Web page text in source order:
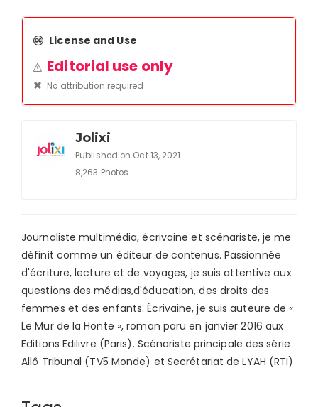
License and Use
Editorial use only
No attribution required
Jolixi
Published on Oct 13, 2021
8,263 Photos
Journaliste multimédia, écrivaine et scénariste, je me
définit comme un éditeur de contenus. Passionnée
d'écriture, lecture et de voyages, je suis attentive aux
questions des médias,d'éducation, des droits des
femmes et des enfants. Écrivaine, je suis auteure de «
Le Mur de la Honte », roman paru en janvier 2016 aux
Editions Edilivre (Paris). Scénariste principale des série
Allô Tribunal (TV5 Monde) et Secrétariat de LYAH (RTI)